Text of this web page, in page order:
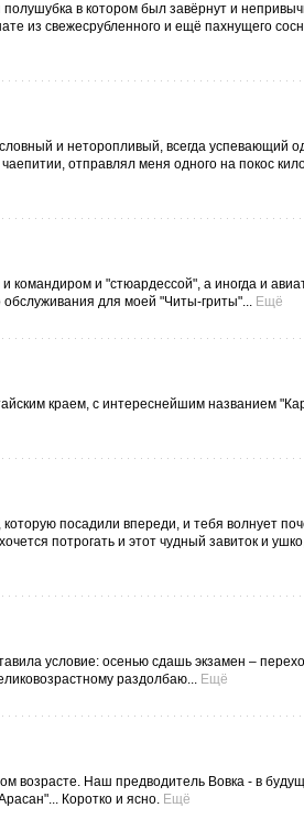
в котором был завёрнут и
из свежесрубленного и ещё пахнущего
и неторопливый, всегда успевающий
отправлял меня одного на покос
и "стюардессой", а иногда и
обслуживания для моей "Читы-гриты"... Ещё
краем, с интереснейшим названием
которую посадили впереди, и тебя волнует
потрогать и этот чудный завиток и
условие: осенью сдашь экзамен –
раздолбаю... Ещё
возрасте. Наш предводитель Вовка - в
Коротко и ясно. Ещё